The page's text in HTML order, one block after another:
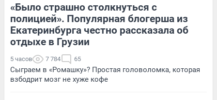
«Было страшно столкнуться с
полицией». Популярная блогерша из
Екатеринбурга честно рассказала об
отдыхе в Грузии
5 часов 7 784 65
Сыграем в «Ромашку»? Простая головоломка, которая
взбодрит мозг не хуже кофе